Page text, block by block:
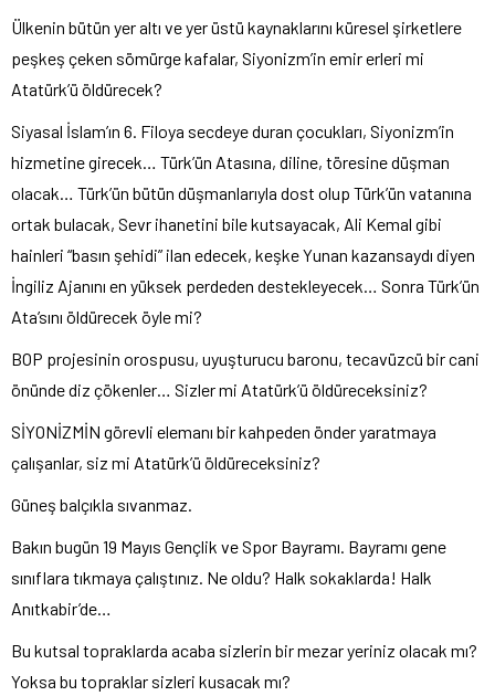
Ülkenin bütün yer altı ve yer üstü kaynaklarını küresel şirketlere
peşkeş çeken sömürge kafalar, Siyonizm’in emir erleri mi
Atatürk’ü öldürecek?
Siyasal İslam’ın 6. Filoya secdeye duran çocukları, Siyonizm’in
hizmetine girecek… Türk’ün Atasına, diline, töresine düşman
olacak… Türk’ün bütün düşmanlarıyla dost olup Türk’ün vatanına
ortak bulacak, Sevr ihanetini bile kutsayacak, Ali Kemal gibi
hainleri “basın şehidi” ilan edecek, keşke Yunan kazansaydı diyen
İngiliz Ajanını en yüksek perdeden destekleyecek… Sonra Türk’ün
Ata’sını öldürecek öyle mi?
BOP projesinin orospusu, uyuşturucu baronu, tecavüzcü bir cani
önünde diz çökenler… Sizler mi Atatürk’ü öldüreceksiniz?
SİYONİZMİN görevli elemanı bir kahpeden önder yaratmaya
çalışanlar, siz mi Atatürk’ü öldüreceksiniz?
Güneş balçıkla sıvanmaz.
Bakın bugün 19 Mayıs Gençlik ve Spor Bayramı. Bayramı gene
sınıflara tıkmaya çalıştınız. Ne oldu? Halk sokaklarda! Halk
Anıtkabir’de…
Bu kutsal topraklarda acaba sizlerin bir mezar yeriniz olacak mı?
Yoksa bu topraklar sizleri kusacak mı?